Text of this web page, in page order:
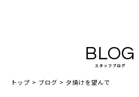
BLOG
スタッフブログ
トップ > ブログ >夕焼けを望んで